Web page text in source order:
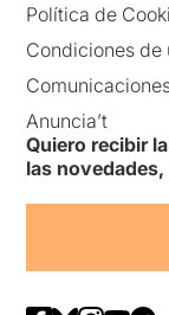
Política de
Condiciones de
Anuncia’t
Quiero recibir
las